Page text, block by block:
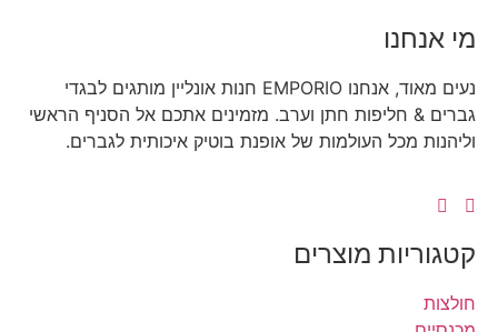
נעים מאוד, אנחנו EMPORIO חנות אונליין מותגים לבגדי
חליפות חתן וערב. מזמינים אתכם אל הסניף הראשי
מכל העולמות של אופנת בוטיק איכותית לגברים.
מוצרים